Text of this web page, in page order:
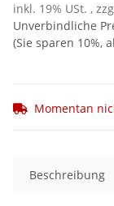
inkl. 19% USt. ,
Unverbindliche
(Sie sparen 10%,
Momentan
Beschreibung